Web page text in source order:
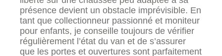
présence devient un obstacle imprévisible. En
tant que collectionneur passionné et moniteur
pour enfants, je conseille toujours de vérifier
régulièrement l’état du van et de s’assurer
que les portes et ouvertures sont parfaitement